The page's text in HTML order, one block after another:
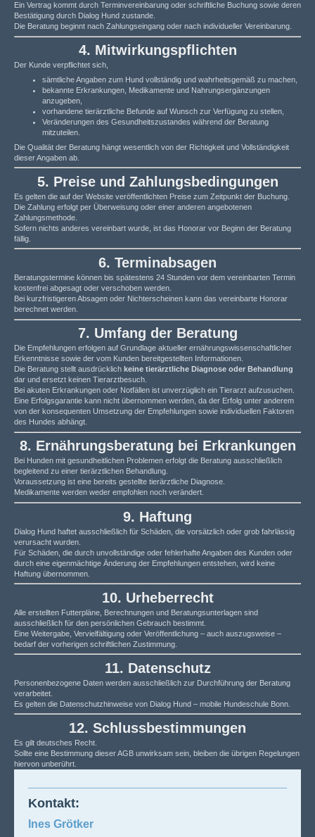
Ein Vertrag kommt durch Terminvereinbarung oder schriftliche Buchung sowie deren
Bestätigung durch Dialog Hund zustande.
Die Beratung beginnt nach Zahlungseingang oder nach individueller Vereinbarung.
4. Mitwirkungspflichten
Der Kunde verpflichtet sich,
sämtliche Angaben zum Hund vollständig und wahrheitsgemäß zu machen,
bekannte Erkrankungen, Medikamente und Nahrungsergänzungen
anzugeben,
vorhandene tierärztliche Befunde auf Wunsch zur Verfügung zu stellen,
Veränderungen des Gesundheitszustandes während der Beratung
mitzuteilen.
Die Qualität der Beratung hängt wesentlich von der Richtigkeit und Vollständigkeit
dieser Angaben ab.
5. Preise und Zahlungsbedingungen
Es gelten die auf der Website veröffentlichten Preise zum Zeitpunkt der Buchung.
Die Zahlung erfolgt per Überweisung oder einer anderen angebotenen
Zahlungsmethode.
Sofern nichts anderes vereinbart wurde, ist das Honorar vor Beginn der Beratung
fällig.
6. Terminabsagen
Beratungstermine können bis spätestens 24 Stunden vor dem vereinbarten Termin
kostenfrei abgesagt oder verschoben werden.
Bei kurzfristigeren Absagen oder Nichterscheinen kann das vereinbarte Honorar
berechnet werden.
7. Umfang der Beratung
Die Empfehlungen erfolgen auf Grundlage aktueller ernährungswissenschaftlicher
Erkenntnisse sowie der vom Kunden bereitgestellten Informationen.
Die Beratung stellt ausdrücklich keine tierärztliche Diagnose oder Behandlung
dar und ersetzt keinen Tierarztbesuch.
Bei akuten Erkrankungen oder Notfällen ist unverzüglich ein Tierarzt aufzusuchen.
Eine Erfolgsgarantie kann nicht übernommen werden, da der Erfolg unter anderem
von der konsequenten Umsetzung der Empfehlungen sowie individuellen Faktoren
des Hundes abhängt.
8. Ernährungsberatung bei Erkrankungen
Bei Hunden mit gesundheitlichen Problemen erfolgt die Beratung ausschließlich
begleitend zu einer tierärztlichen Behandlung.
Voraussetzung ist eine bereits gestellte tierärztliche Diagnose.
Medikamente werden weder empfohlen noch verändert.
9. Haftung
Dialog Hund haftet ausschließlich für Schäden, die vorsätzlich oder grob fahrlässig
verursacht wurden.
Für Schäden, die durch unvollständige oder fehlerhafte Angaben des Kunden oder
durch eine eigenmächtige Änderung der Empfehlungen entstehen, wird keine
Haftung übernommen.
10. Urheberrecht
Alle erstellten Futterpläne, Berechnungen und Beratungsunterlagen sind
ausschließlich für den persönlichen Gebrauch bestimmt.
Eine Weitergabe, Vervielfältigung oder Veröffentlichung – auch auszugsweise –
bedarf der vorherigen schriftlichen Zustimmung.
11. Datenschutz
Personenbezogene Daten werden ausschließlich zur Durchführung der Beratung
verarbeitet.
Es gelten die Datenschutzhinweise von Dialog Hund – mobile Hundeschule Bonn.
12. Schlussbestimmungen
Es gilt deutsches Recht.
Sollte eine Bestimmung dieser AGB unwirksam sein, bleiben die übrigen Regelungen
hiervon unberührt.
Kontakt:
Ines Grötker